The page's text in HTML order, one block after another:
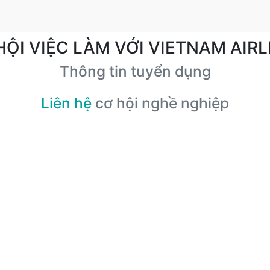
VIỆC LÀM VỚI VIETNAM
Thông tin tuyển dụng
Liên hệ cơ hội nghề nghiệp